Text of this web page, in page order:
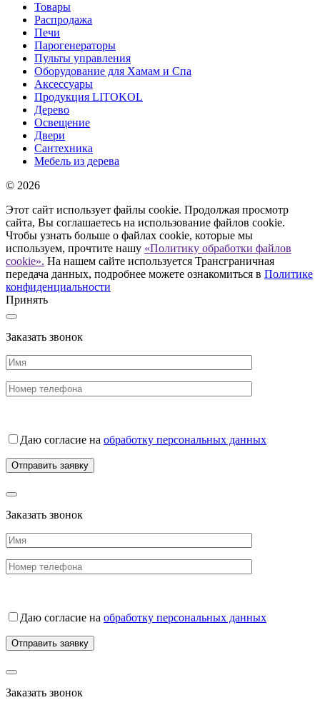
Товары
Распродажа
Печи
Парогенераторы
Пульты управления
Оборудование для Хамам и Спа
Аксессуары
Продукция LITOKOL
Дерево
Освещение
Двери
Сантехника
Мебель из дерева
© 2026
Этот сайт использует файлы cookie. Продолжая просмотр
сайта, Вы соглашаетесь на использование файлов cookie.
Чтобы узнать больше о файлах cookie, которые мы
используем, прочтите нашу «Политику обработки файлов
cookie». На нашем сайте используется Трансграничная
передача данных, подробнее можете ознакомиться в Политике
конфиденциальности
Принять
Заказать звонок
Даю согласие на обработку персональных данных
Заказать звонок
Даю согласие на обработку персональных данных
Заказать звонок